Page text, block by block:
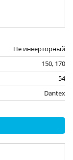
Не инверторный
150, 170
54
Dantex